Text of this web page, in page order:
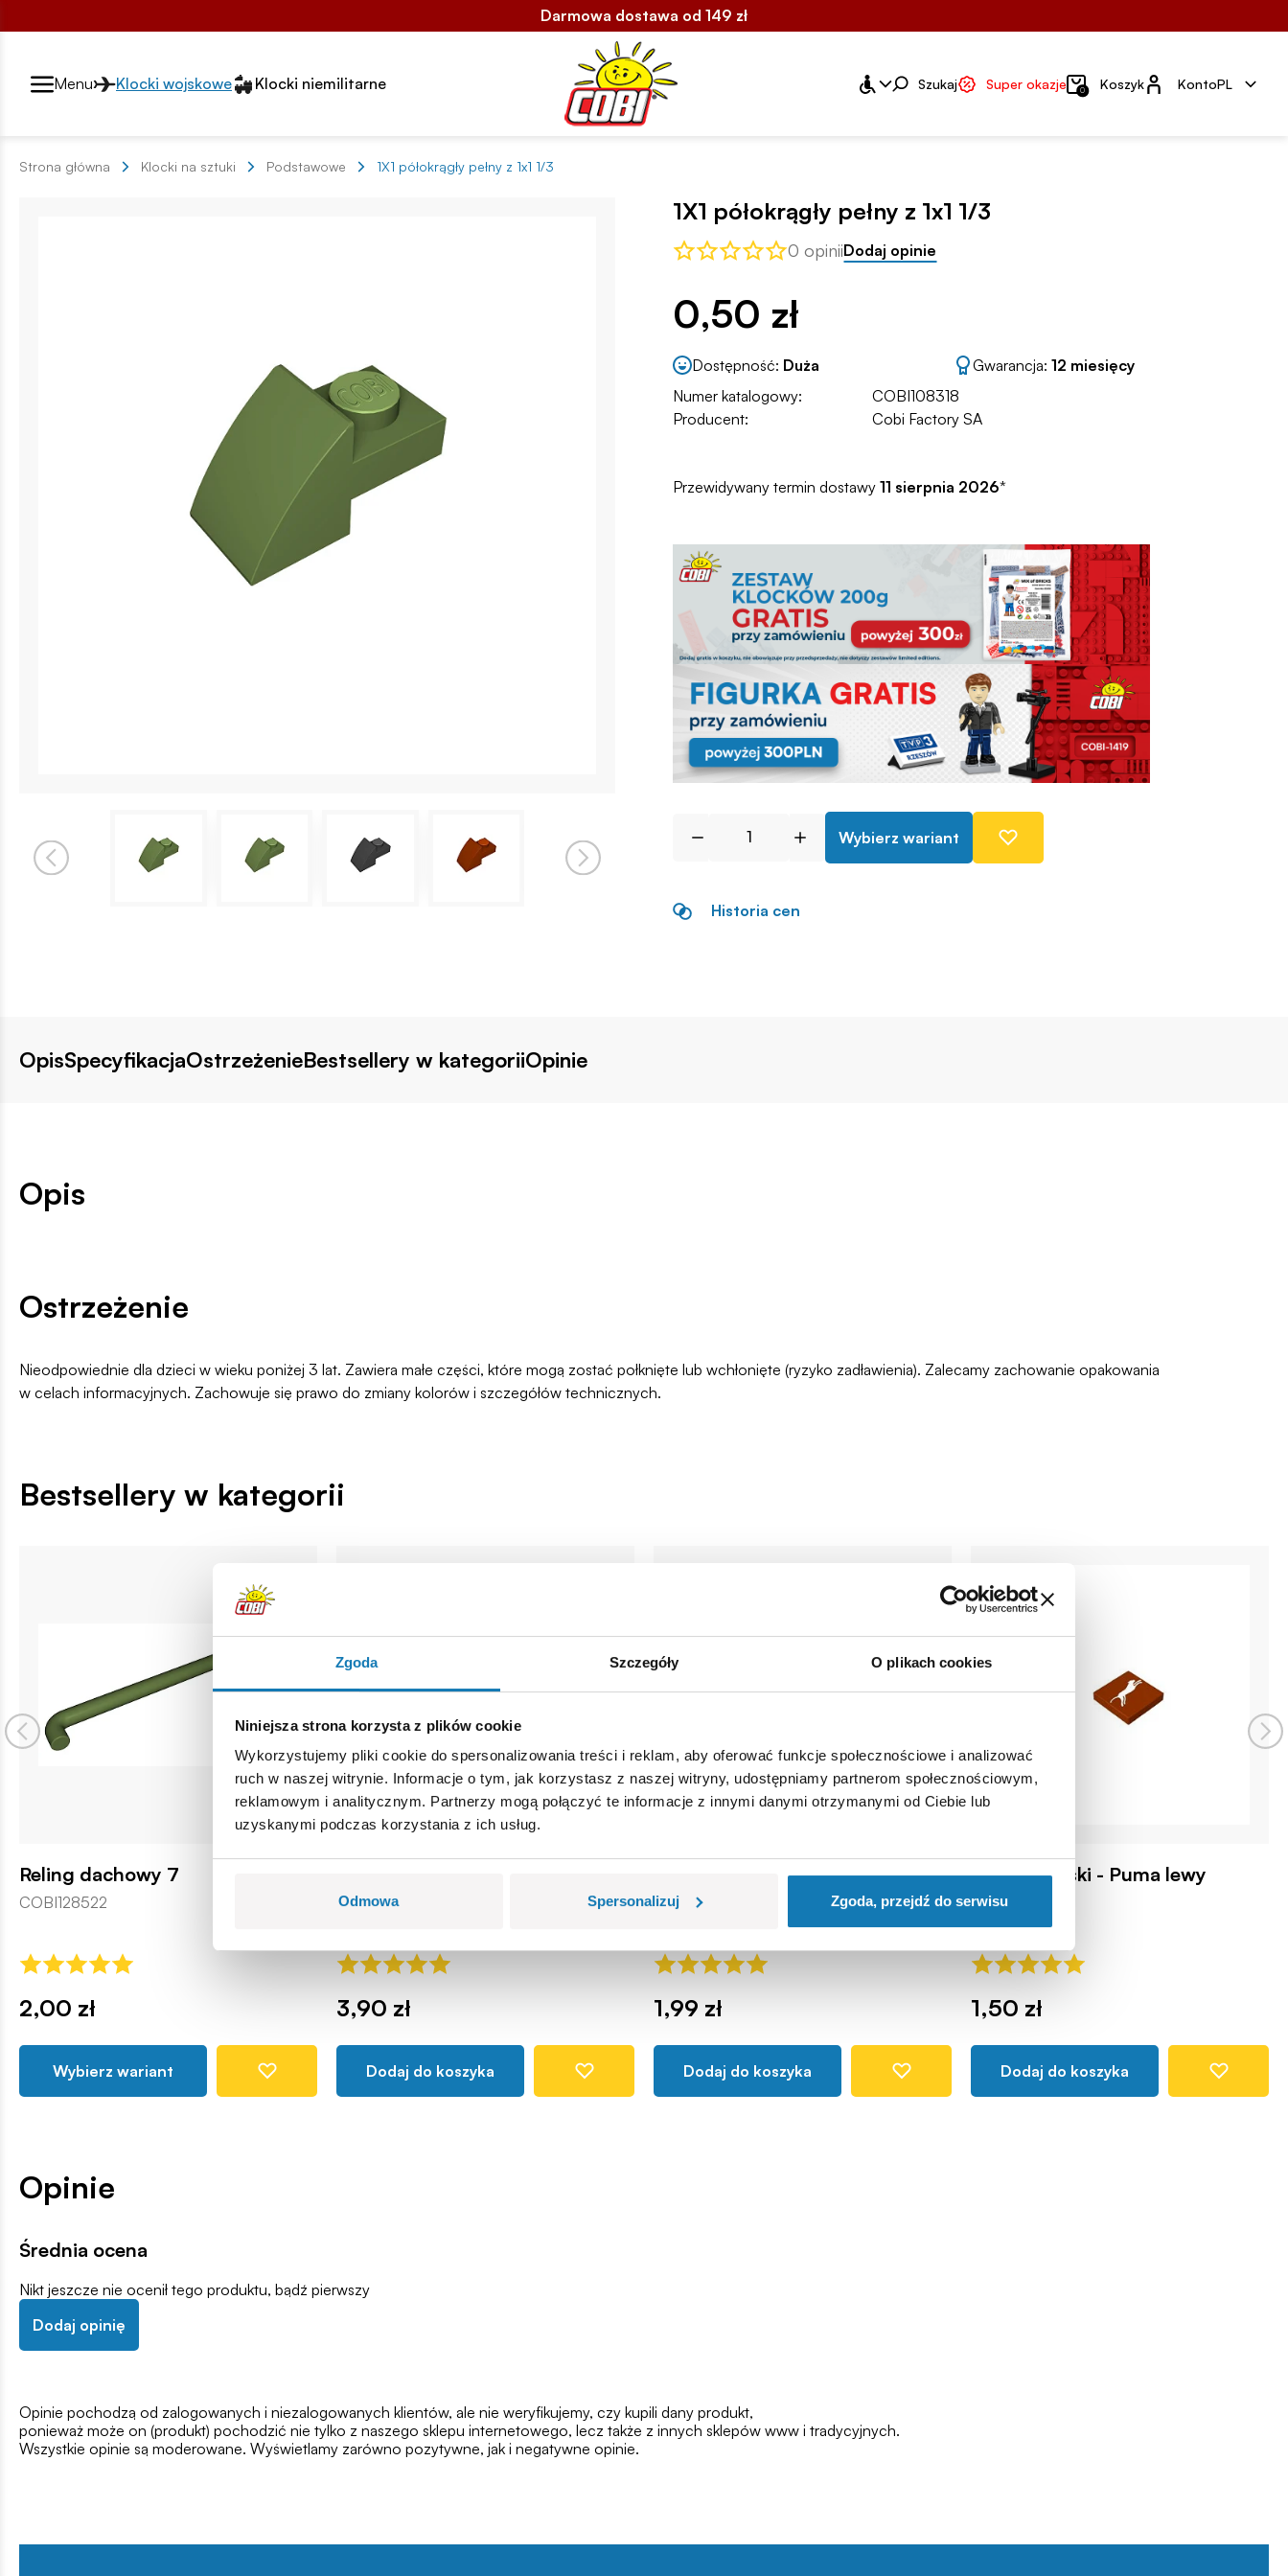
Zgoda Szczegóły O plikach cookies
Niniejsza strona korzysta z plików cookie
Wykorzystujemy pliki cookie do spersonalizowania treści i reklam, aby oferować funkcje społecznościowe i analizować
ruch w naszej witrynie. Informacje o tym, jak korzystasz z naszej witryny, udostępniamy partnerom społecznościowym,
reklamowym i analitycznym. Partnerzy mogą połączyć te informacje z innymi danymi otrzymanymi od Ciebie lub
uzyskanymi podczas korzystania z ich usług.
Odmowa Spersonalizuj Zgoda, przejdź do serwisu
Darmowa dostawa od 149 zł
Przełącznik segmentów2
Menu Klocki wojskowe Klocki niemilitarne Szukaj Super okazje 0 KoszykKonto
KontoPL
Strona główna Klocki na sztuki Podstawowe 1X1 półokrągły pełny z 1x1 1/3
1X1 półokrągły pełny z 1x1 1/3
0 opiniiDodaj opinie
0,50 zł
Dostępność: Duża Gwarancja: 12 miesięcy
Numer katalogowy:
COBI108318
Producent:
Cobi Factory SA
Przewidywany termin dostawy 11 sierpnia 2026*
Wybierz wariant
Historia cen
OpisSpecyfikacjaOstrzeżenieBestsellery w kategoriiOpinie
Opis
Ostrzeżenie
Nieodpowiednie dla dzieci w wieku poniżej 3 lat. Zawiera małe części, które mogą zostać połknięte lub wchłonięte (ryzyko zadławienia). Zalecamy zachowanie opakowania
w celach informacyjnych. Zachowuje się prawo do zmiany kolorów i szczegółów technicznych.
Bestsellery w kategorii
Reling dachowy 7
COBI128522
2,00 zł
Wybierz wariant
COBI-81039
3,90 zł
Dodaj do koszyka
2x2 1/3 podwozie jednostronne
COBI-43107
1,99 zł
Dodaj do koszyka
2x2 1/3 płaski - Puma lewy
COBI102636
1,50 zł
Dodaj do koszyka
Opinie
Średnia ocena
Nikt jeszcze nie ocenił tego produktu, bądź pierwszy
Dodaj opinię
Opinie pochodzą od zalogowanych i niezalogowanych klientów, ale nie weryfikujemy, czy kupili dany produkt,
ponieważ może on (produkt) pochodzić nie tylko z naszego sklepu internetowego, lecz także z innych sklepów www i tradycyjnych.
Wszystkie opinie są moderowane. Wyświetlamy zarówno pozytywne, jak i negatywne opinie.